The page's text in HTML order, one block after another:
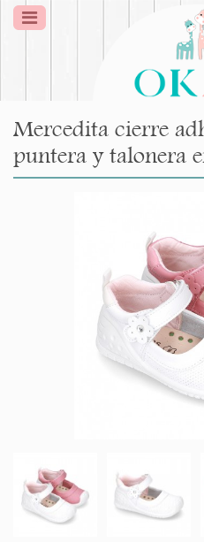
Mercedita cierre
puntera y talonera